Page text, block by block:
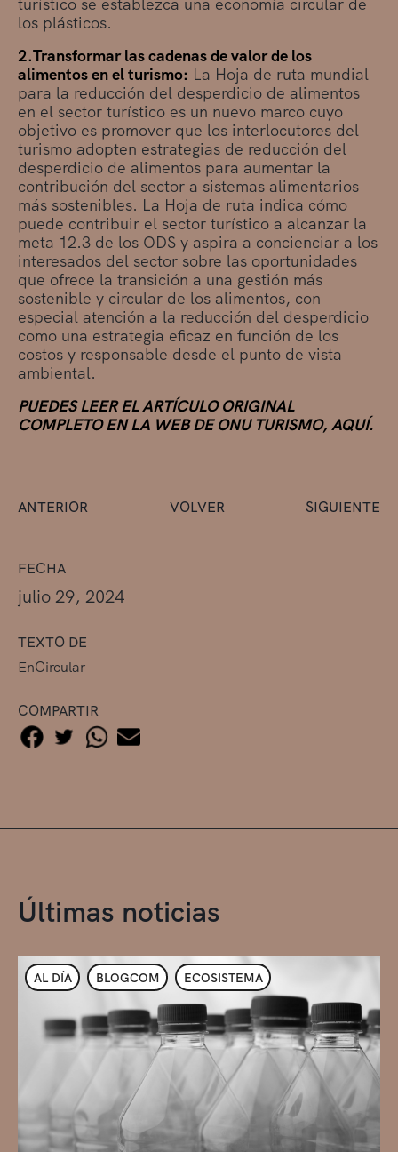
FECHA
julio 29, 2024
TEXTO DE
EnCircular
COMPARTIR
los plásticos.
2.Transformar las cadenas de valor de los
alimentos en el turismo: La Hoja de ruta mundial
para la reducción del desperdicio de alimentos
en el sector turístico es un nuevo marco cuyo
objetivo es promover que los interlocutores del
turismo adopten estrategias de reducción del
desperdicio de alimentos para aumentar la
contribución del sector a sistemas alimentarios
más sostenibles. La Hoja de ruta indica cómo
puede contribuir el sector turístico a alcanzar la
meta 12.3 de los ODS y aspira a concienciar a los
interesados del sector sobre las oportunidades
que ofrece la transición a una gestión más
sostenible y circular de los alimentos, con
especial atención a la reducción del desperdicio
como una estrategia eficaz en función de los
costos y responsable desde el punto de vista
ambiental.
PUEDES LEER EL ARTÍCULO ORIGINAL
COMPLETO EN LA WEB DE ONU TURISMO, AQUÍ.
ANTERIOR VOLVER SIGUIENTE
Últimas noticias
AL DÍA BLOGCOM ECOSISTEMA